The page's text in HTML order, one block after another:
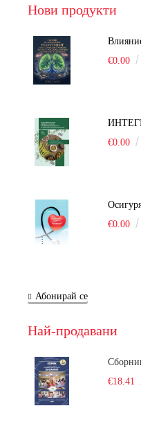
Нови продукти
€0.00
€0.00
€0.00
Абонирай се
Най-продавани
€18.41